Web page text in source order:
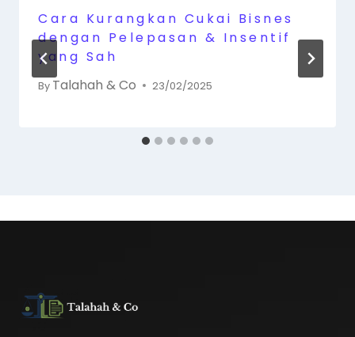
Cara Kurangkan Cukai Bisnes
dengan Pelepasan & Insentif
yang Sah
By Talahah & Co 23/02/2025